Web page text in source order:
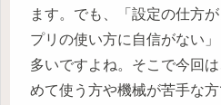
ます。でも、「設定の仕方
プリの使い方に自信がない
多いですよね。そこで今回
めて使う方や機械が苦手な